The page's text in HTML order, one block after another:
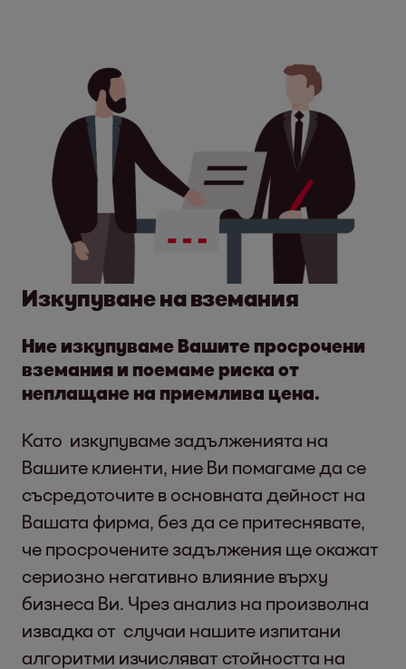
Изкупуване на вземания
Ние изкупуваме Вашите просрочени
вземания и поемаме риска от
неплащане на приемлива цена.
Като изкупуваме задълженията на
Вашите клиенти, ние Ви помагаме да се
съсредоточите в основната дейност на
Вашата фирма, без да се притеснявате,
че просрочените задължения ще окажат
сериозно негативно влияние върху
бизнеса Ви. Чрез анализ на произволна
извадка от случаи нашите изпитани
алгоритми изчисляват стойността на